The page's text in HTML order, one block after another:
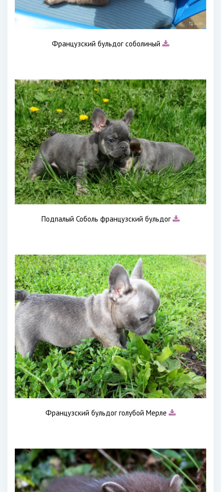
Французский бульдог соболиный
Подпалый Соболь французский бульдог
Французский бульдог голубой Мерле